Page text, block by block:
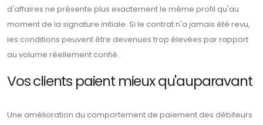
d'affaires ne présente plus exactement le même profil qu'au
moment de la signature initiale. Si le contrat n'a jamais été revu,
les conditions peuvent être devenues trop élevées par rapport
au volume réellement confié.
Vos clients paient mieux qu'auparavant
Une amélioration du comportement de paiement des débiteurs